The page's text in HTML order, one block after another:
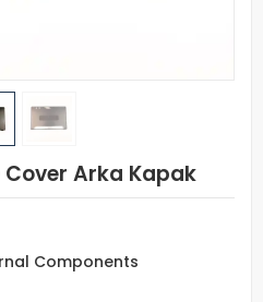
Cover Arka Kapak
Components